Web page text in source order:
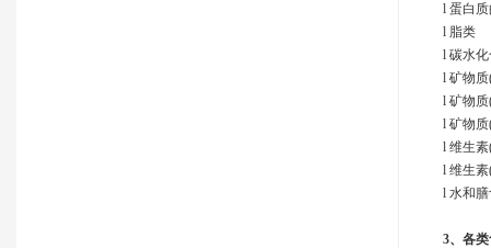
l 蛋白
l 脂类
l 碳水
l 矿物
l 矿物
l 矿物
l 维生
l 维生
l 水和
3、 各